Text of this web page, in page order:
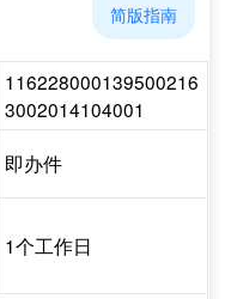
116228000139500216
3002014104001
即办件
1个工作日
简版指南